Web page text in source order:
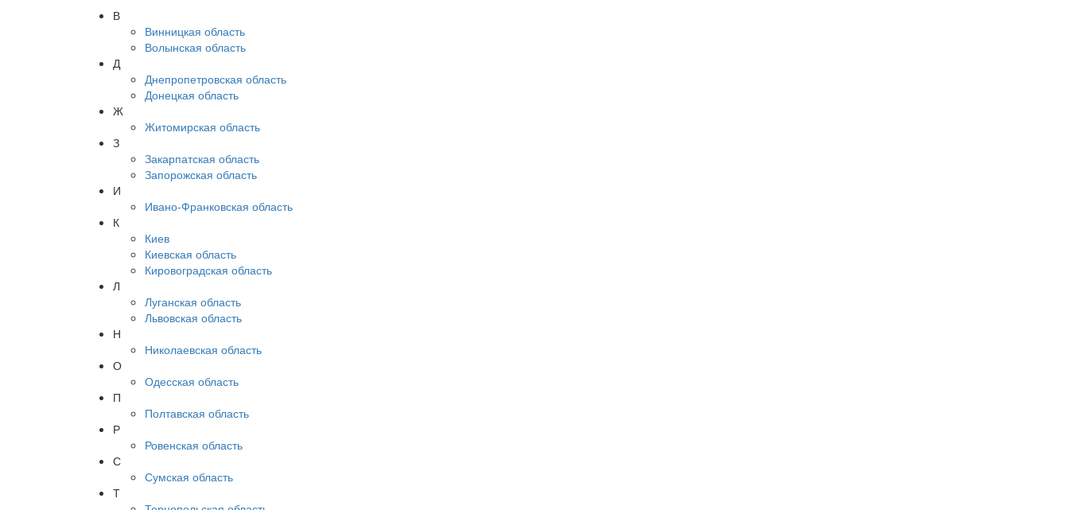
В
Винницкая область
Волынская область
Д
Днепропетровская область
Донецкая область
Ж
Житомирская область
З
Закарпатская область
Запорожская область
И
Ивано-Франковская область
К
Киев
Киевская область
Кировоградская область
Л
Луганская область
Львовская область
Н
Николаевская область
О
Одесская область
П
Полтавская область
Р
Ровенская область
С
Сумская область
Т